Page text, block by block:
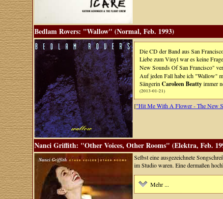
Bedlam Rovers: "Wallow" (Normal, Feb. 1993)
Die CD der Band aus San
Liebe zum Vinyl war es keine
New Sounds Of San Francisco"
Auf jeden Fall habe ich "Wallow"
Sängerin Caroleen Beattyimmer
(2013-01-21)
["Hit Me With A Flower - The New
Nanci Griffith: "Other Voices, Other Rooms" (Elektra, Feb.
Selbst eine ausgezeichnete
im Studio waren. Eine dermaßen
Mehr ...